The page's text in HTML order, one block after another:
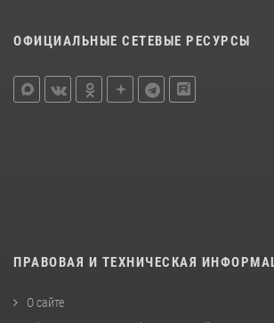
ОФИЦИАЛЬНЫЕ СЕТЕВЫЕ РЕСУРСЫ
ПРАВОВАЯ И ТЕХНИЧЕСКАЯ
О сайте